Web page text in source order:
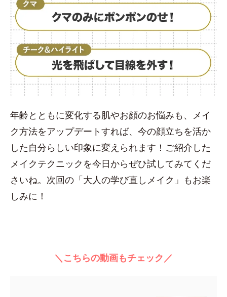
年齢とともに変化する肌やお顔のお悩みも、メイ
ク方法をアップデートすれば、今の顔立ちを活か
した自分らしい印象に変えられます！ご紹介した
メイクテクニックを今日からぜひ試してみてくだ
さいね。次回の「大人の学び直しメイク」もお楽
しみに！
＼こちらの動画もチェック／